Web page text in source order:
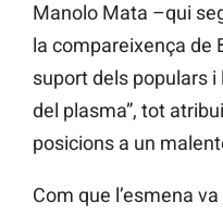
Manolo Mata –qui
la compareixença de
suport dels populars i
del plasma”, tot
posicions a un
Com que l’esmena